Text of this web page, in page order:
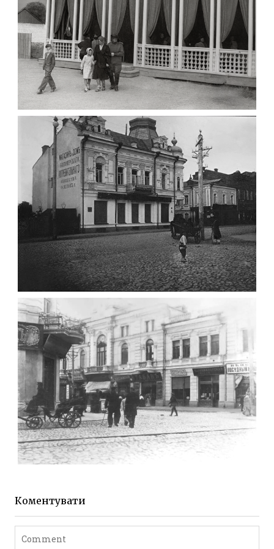
ПАВІЛЬЙОН МОРОЗИВА ЖИТОМИР 1947
Фото Житомир (1945-
1960)
Leave a comment
ФОТО ЖИТОМИРА 1905 ВУЛ.
МИХАЙЛІВСЬКА-СКОРУЛЬСЬКОГО
Фото Житомира період
до 1917 року
Leave a comment
ЖИТОМИР МИХАЙЛІВСЬКА 1903 РОКУ
Коментувати